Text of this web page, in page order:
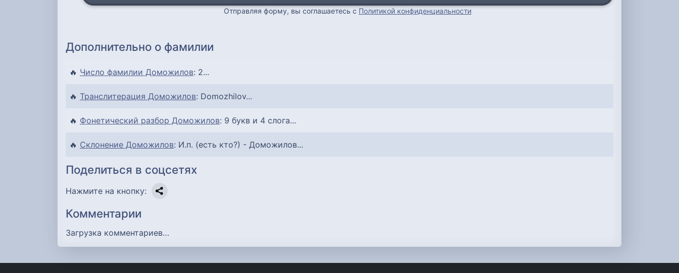
Отправляя форму, вы соглашаетесь с Политикой конфиденциальности
Дополнительно о фамилии
🔥 Число фамилии Доможилов: 2...
🔥 Транслитерация Доможилов: Domozhilov...
🔥 Фонетический разбор Доможилов: 9 букв и 4 слога...
🔥 Склонение Доможилов: И.п. (есть кто?) - Доможилов...
Поделиться в соцсетях
Нажмите на кнопку:
Комментарии
Загрузка комментариев…